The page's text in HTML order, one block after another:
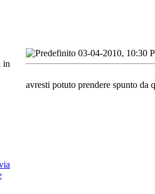
03-04-2010, 10:30
avresti potuto prendere spunto da